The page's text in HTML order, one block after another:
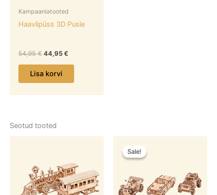
Kampaaniatooted
Haavlipüss 3D Pusle
54,95€ 44,95€
Lisa korvi
Seotud tooted
Sale!
Sale!